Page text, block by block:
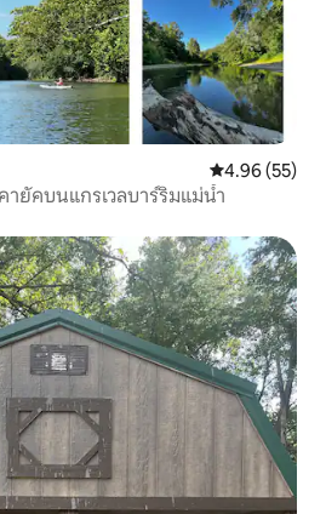
คะแนนเฉลี่ย
4.96 (55)
ยัคบนแกรเวลบาร์ริมแม่น้ำ